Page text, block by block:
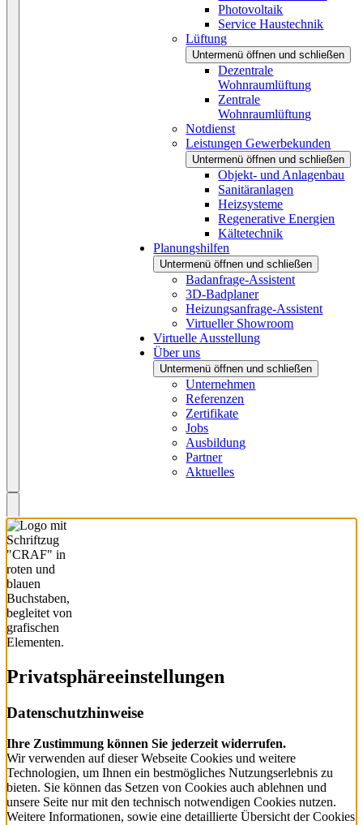
Photovoltaik
Service Haustechnik
Lüftung
Untermenü öffnen und schließen
Dezentrale
Wohnraumlüftung
Zentrale
Wohnraumlüftung
Notdienst
Leistungen Gewerbekunden
Untermenü öffnen und schließen
Objekt- und Anlagenbau
Sanitäranlagen
Heizsysteme
Regenerative Energien
Kältetechnik
Planungshilfen
Untermenü öffnen und schließen
Badanfrage-Assistent
3D-Badplaner
Heizungsanfrage-Assistent
Virtueller Showroom
Virtuelle Ausstellung
Über uns
Untermenü öffnen und schließen
Unternehmen
Referenzen
Zertifikate
Jobs
Ausbildung
Partner
Aktuelles
Privatsphäre­einstellungen
Datenschutzhinweise
Ihre Zustimmung können Sie jederzeit widerrufen.
Wir verwenden auf dieser Webseite Cookies und weitere
Technologien, um Ihnen ein bestmögliches Nutzungserlebnis zu
bieten. Sie können das Setzen von Cookies auch ablehnen und
unsere Seite nur mit den technisch notwendigen Cookies nutzen.
Weitere Informationen, sowie eine detaillierte Übersicht der Cookies